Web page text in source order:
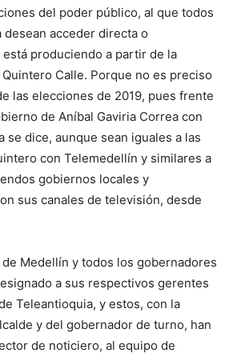
del poder público, al que todos
desean acceder directa o
produciendo a partir de la
Calle. Porque no es preciso
las elecciones de 2019, pues frente
de Aníbal Gaviria Correa con
se dice, aunque sean iguales a las
con Telemedellín y similares a
gobiernos locales y
sus canales de televisión, desde
Medellín y todos los gobernadores
a sus respectivos gerentes
Teleantioquia, y estos, con la
y del gobernador de turno, han
de noticiero, al equipo de